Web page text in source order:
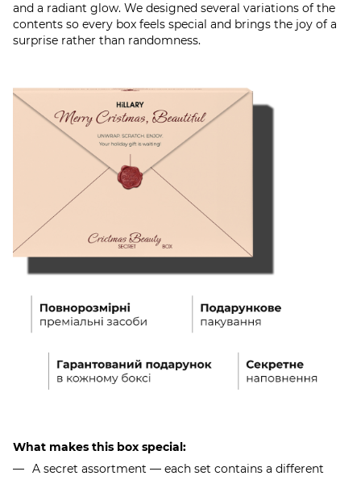
and a radiant glow. We designed several variations of the
contents so every box feels special and brings the joy of a
surprise rather than randomness.
What makes this box special:
A secret assortment — each set contains a different